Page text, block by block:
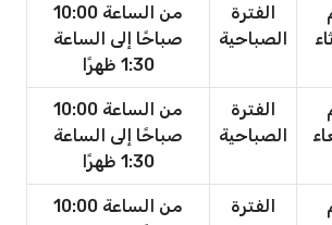
الفترة
الصباحية
من الساعة 10:00
صباحًا إلى الساعة
1:30 ظهرًا
الفترة
الصباحية
من الساعة 10:00
صباحًا إلى الساعة
1:30 ظهرًا
الفترة
من الساعة 10:00